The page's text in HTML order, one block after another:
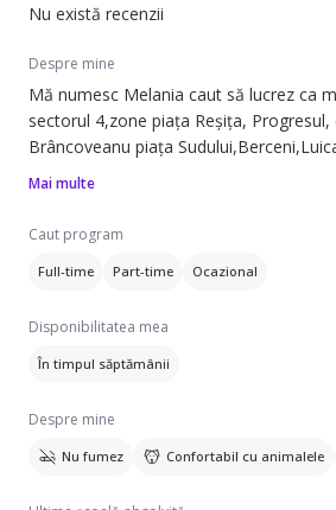
Nu există recenzii
Despre mine
Mă numesc Melania caut să lucrez ca
sectorul 4,zone piața Reșița, Progresul,
Brâncoveanu piața
calmă iubitoare de copii și animale cu
Mai multe
Caut program
Full-time Part-time Ocazional
Disponibilitatea mea
În timpul săptămânii
Despre mine
Nu fumez Confortabil cu animalele